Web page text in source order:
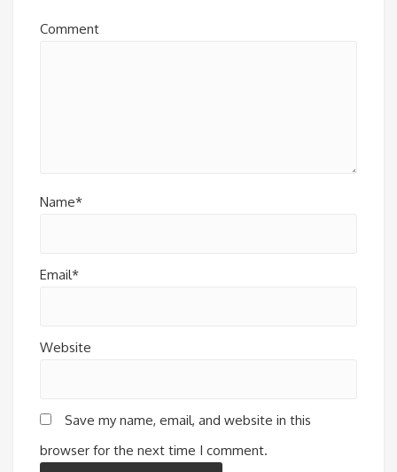
Comment
Name*
Email*
Website
Save my name, email, and website in this
browser for the next time I comment.